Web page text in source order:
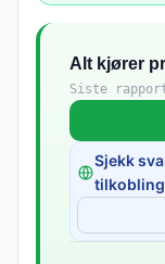
Alt kjører
Siste
Sjekk